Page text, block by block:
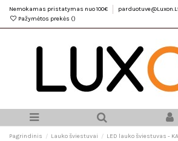
Nemokamas pristatymas nuo 100€
Pažymėtos prekės ()
Pagrindinis Lauko šviestuvai
LED lauko šviestuvas -